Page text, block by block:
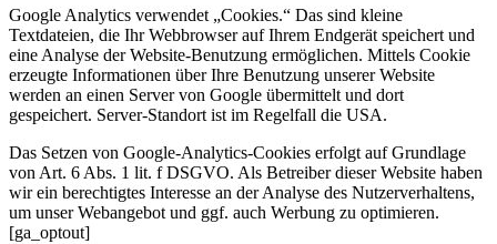
Google Analytics verwendet „Cookies.“ Das sind kleine
Textdateien, die Ihr Webbrowser auf Ihrem Endgerät speichert und
eine Analyse der Website-Benutzung ermöglichen. Mittels Cookie
erzeugte Informationen über Ihre Benutzung unserer Website
werden an einen Server von Google übermittelt und dort
gespeichert. Server-Standort ist im Regelfall die USA.
Das Setzen von Google-Analytics-Cookies erfolgt auf Grundlage
von Art. 6 Abs. 1 lit. f DSGVO. Als Betreiber dieser Website haben
wir ein berechtigtes Interesse an der Analyse des Nutzerverhaltens,
um unser Webangebot und ggf. auch Werbung zu optimieren.
[ga_optout]